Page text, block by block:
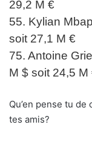
29,2 M €
55. Kylian
soit 27,1 M €
75. Antoine
M $ soit 24,5 M
Qu’en pense tu
tes amis?